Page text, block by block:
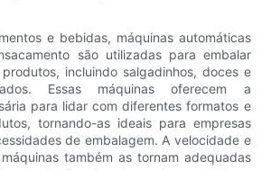
e bebidas, máquinas automáticas
são utilizadas para embalar
incluindo salgadinhos, doces e
Essas máquinas oferecem a
para lidar com diferentes formatos e
tornando-as ideais para empresas
de embalagem. A velocidade e
também as tornam adequadas